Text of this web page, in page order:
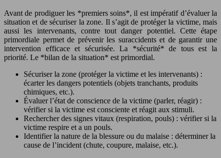
Avant de prodiguer les *premiers soins*, il est impératif d’évaluer la
situation et de sécuriser la zone. Il s’agit de protéger la victime, mais
aussi les intervenants, contre tout danger potentiel. Cette étape
primordiale permet de prévenir les suraccidents et de garantir une
intervention efficace et sécurisée. La *sécurité* de tous est la
priorité. Le *bilan de la situation* est primordial.
Sécuriser la zone (protéger la victime et les intervenants) :
écarter les dangers potentiels (objets tranchants, produits
chimiques, etc.).
Évaluer l’état de conscience de la victime (parler, réagir) :
vérifier si la victime est consciente et réagit aux stimuli.
Rechercher des signes vitaux (respiration, pouls) : vérifier si la
victime respire et a un pouls.
Identifier la nature de la blessure ou du malaise : déterminer la
cause de l’incident (chute, coupure, malaise, etc.).